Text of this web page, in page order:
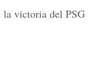
victoria del PSG